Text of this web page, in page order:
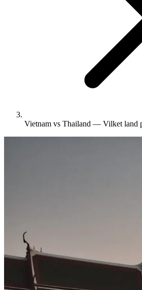
Vietnam vs Thailand — Vilket land